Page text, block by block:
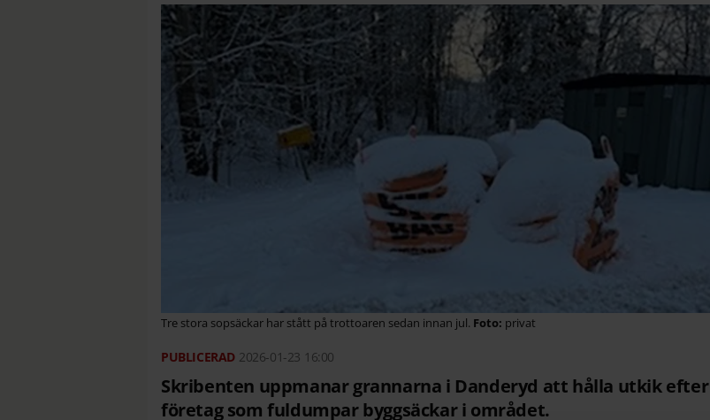
Tre stora sopsäckar har stått på trottoaren sedan innan jul. privat
2026-01-23 16:00
Skribenten uppmanar grannarna i Danderyd att hålla utkik efter
företag som fuldumpar byggsäckar i området.